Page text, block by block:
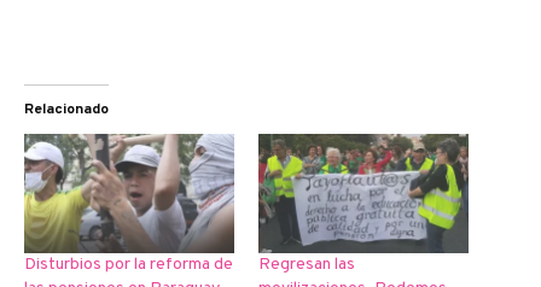
Relacionado
Disturbios por la reforma de
Regresan las